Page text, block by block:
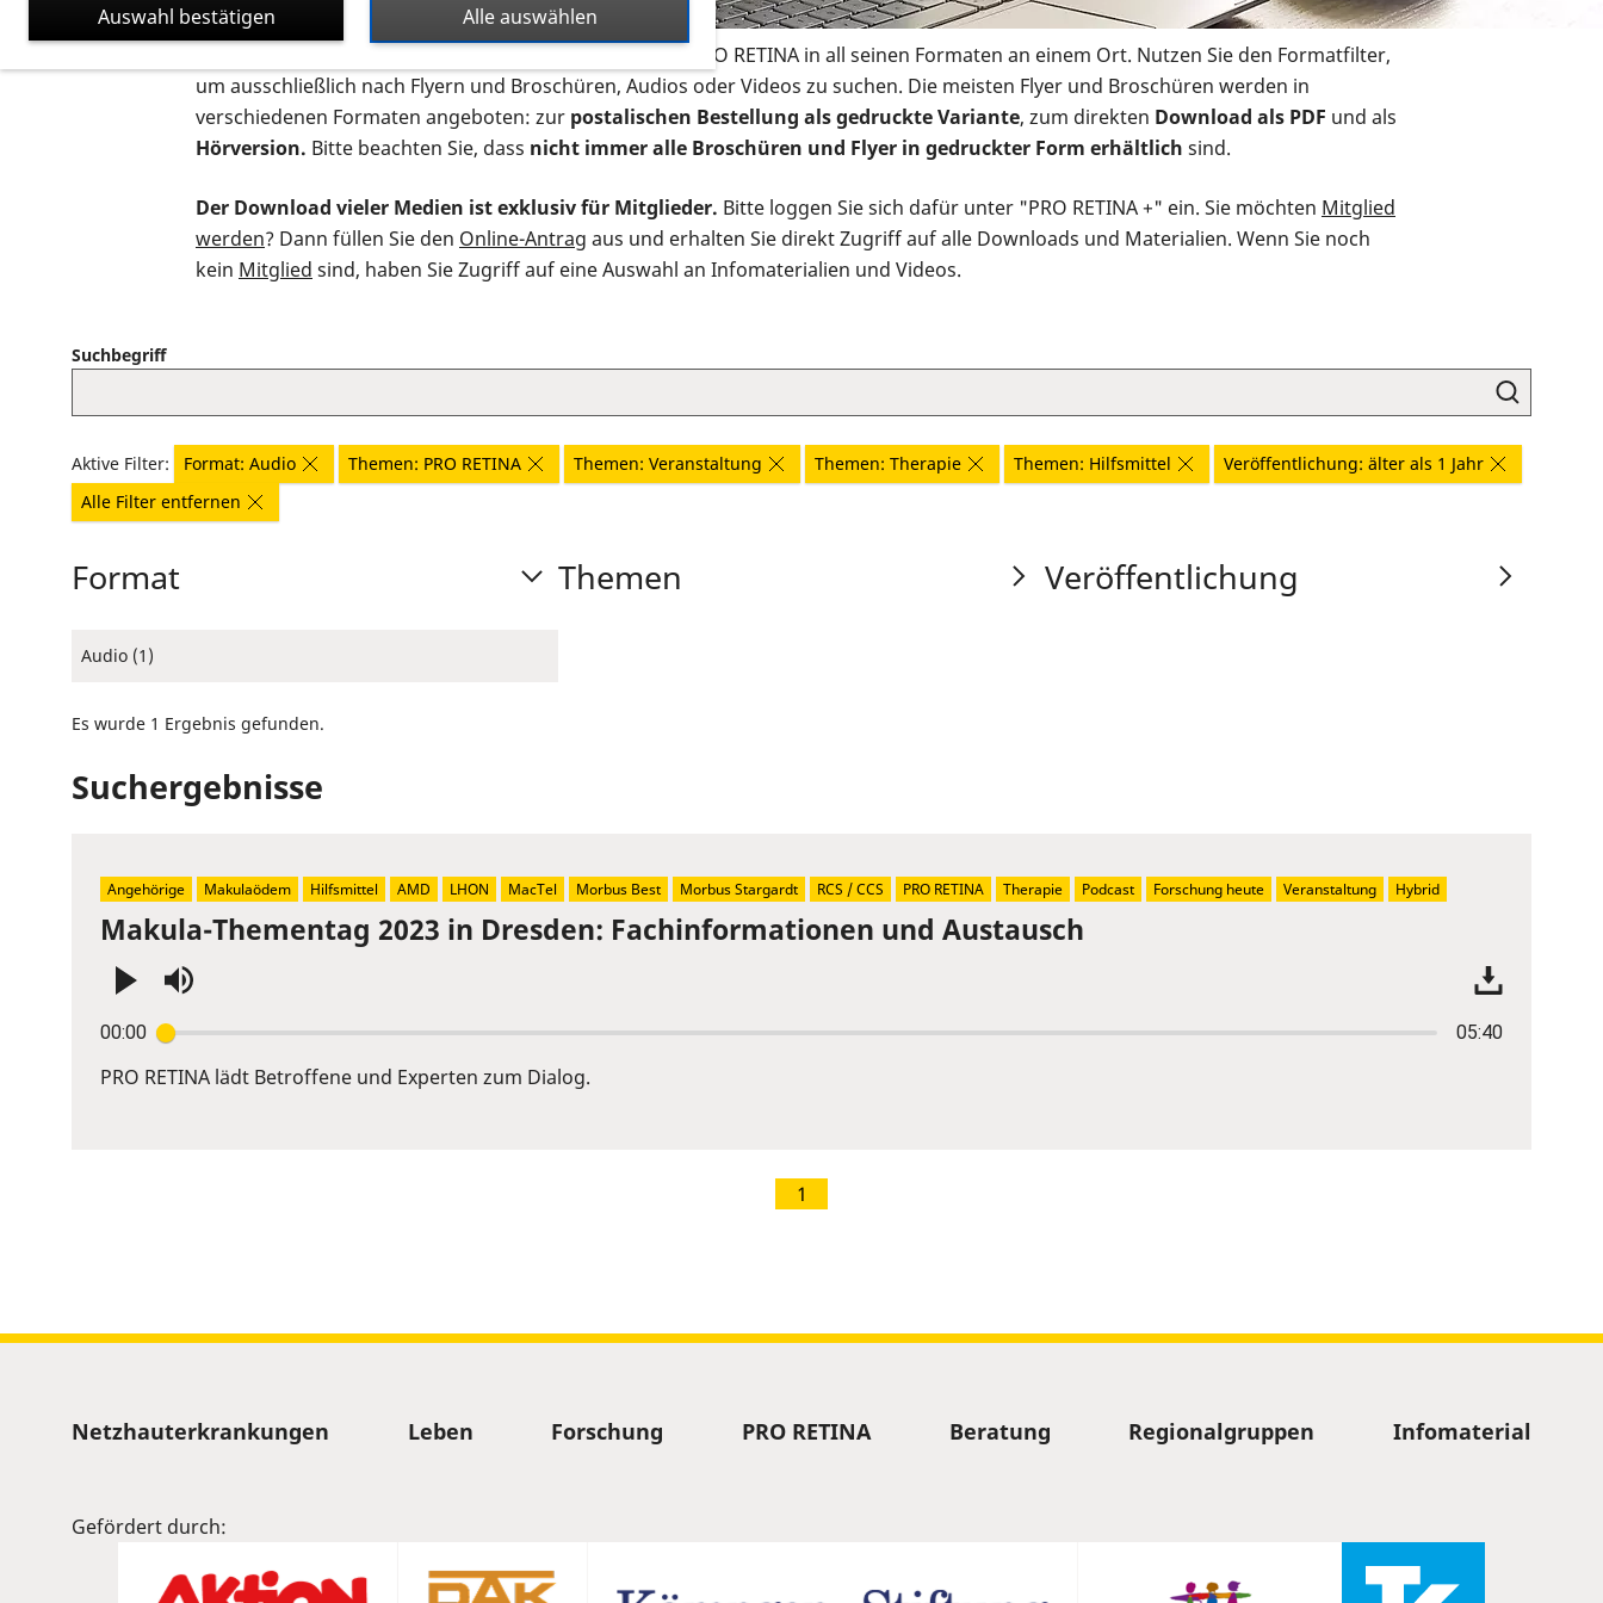
Auf dieser Seite finden Sie sämtliches Infomaterial der PRO RETINA in all seinen Formaten an einem Ort. Nutzen Sie den Formatfilter,
um ausschließlich nach Flyern und Broschüren, Audios oder Videos zu suchen. Die meisten Flyer und Broschüren werden in
verschiedenen Formaten angeboten: zur postalischen Bestellung als gedruckte Variante, zum direkten Download als PDF und als
Hörversion. Bitte beachten Sie, dass nicht immer alle Broschüren und Flyer in gedruckter Form erhältlich sind.
Der Download vieler Medien ist exklusiv für Mitglieder. Bitte loggen Sie sich dafür unter "PRO RETINA +" ein. Sie möchten Mitglied
werden? Dann füllen Sie den Online-Antrag aus und erhalten Sie direkt Zugriff auf alle Downloads und Materialien. Wenn Sie noch
kein Mitglied sind, haben Sie Zugriff auf eine Auswahl an Infomaterialien und Videos.
Suchbegriff
Aktive Filter: Format: Audio Themen: PRO RETINA Themen: Veranstaltung Themen: Therapie Themen: Hilfsmittel
Veröffentlichung: älter als 1 Jahr
Alle Filter entfernen
Format
Audio (1)
Themen Veröffentlichung
Es wurde 1 Ergebnis gefunden.
Suchergebnisse
Makula-Thementag 2023 in Dresden: Fachinformationen und Austausch
00:00 05:40
Enter
or
PRO RETINA lädt Betroffene und Experten zum Dialog.
Angehörige Makulaödem Hilfsmittel AMD LHON MacTel Morbus Best Morbus Stargardt RCS / CCS PRO RETINA Therapie Podcast Forschung heute Veranstaltung Hybrid
1
Sitemap
Netzhauterkrankungen Leben Forschung PRO RETINA Beratung Regionalgruppen Infomaterial
Gefördert durch:
Alle auswählen
Auswahl bestätigen